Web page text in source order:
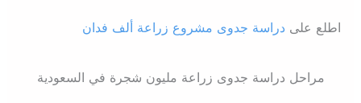
اطلع على دراسة جدوى مشروع زراعة ألف فدان
مراحل دراسة جدوى زراعة مليون شجرة في السعودية